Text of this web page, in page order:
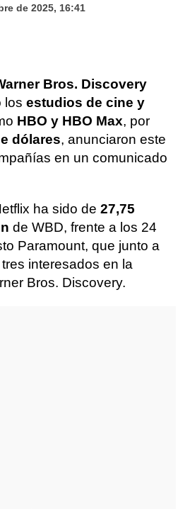
de 2025, 16:41
Bros. Discovery
los estudios de cine y
HBO y HBO Max, por
dólares, anunciaron este
en un comunicado
ha sido de 27,75
de WBD, frente a los 24
Paramount, que junto a
interesados en la
Bros. Discovery.